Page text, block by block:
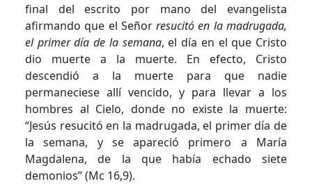
final del escrito por mano del evangelista
afirmando que el Señorresucitó en la madrugada,
el primer día de la semana, el día en el que Cristo
dio muerte a la muerte. En efecto, Cristo
descendió a la muerte para que nadie
permaneciese allí vencido, y para llevar a los
hombres al Cielo, donde no existe la muerte:
“Jesús resucitó en la madrugada, el primer día de
la semana, y se apareció primero a María
Magdalena, de la que había echado siete
demonios” (Mc 16,9).